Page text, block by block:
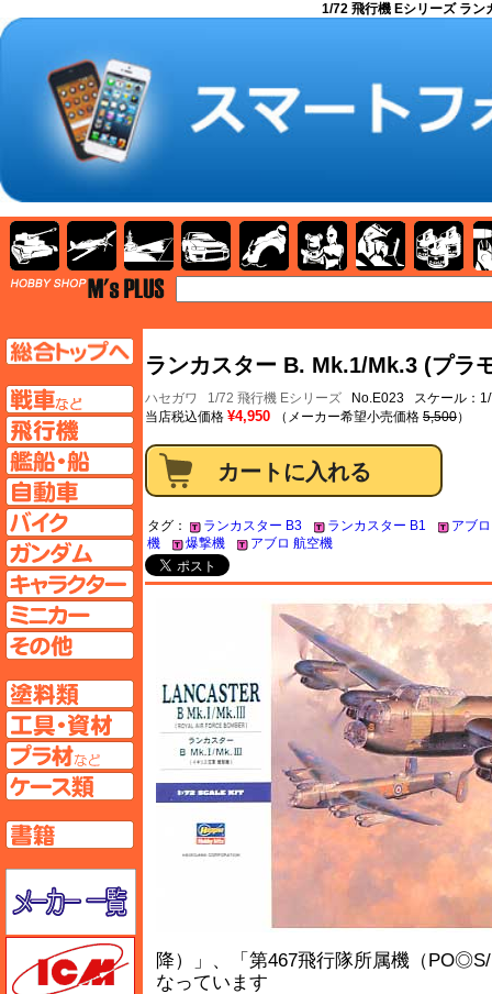
1/72 飛行機 Eシリーズ ラ
ランカスター B. Mk.1/Mk.3 (プラ
ハセガワ 1/72 飛行機 Eシリーズ No.E023 スケール：
当店税込価格 ¥4,950 （メーカー希望小売価格 5,500）
タグ： ランカスター B3 ランカスター B1
アブ
機
爆撃機 アブロ 航空機
降）」、「第467飛行隊所属機（
なっています
AFV
飛行機ページへ
艦船ページへ
自動車ページへ
バイクページへ
ガンダムページへ
キャラクターページへ
塗料ページへ
工具ページへ
プラ材ページへ
ケースページへ
書籍ページへ
AFV 飛行機 艦船 自動車 バイク キャラクターガンダム 塗料